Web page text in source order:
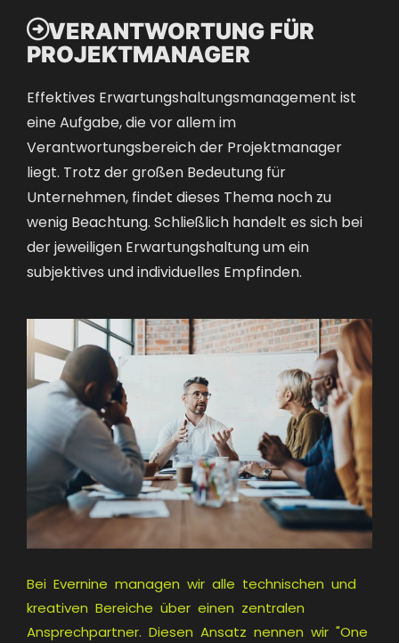
VERANTWORTUNG FÜR
PROJEKTMANAGER
Effektives Erwartungshaltungsmanagement ist
eine Aufgabe, die vor allem im
Verantwortungsbereich der Projektmanager
liegt. Trotz der großen Bedeutung für
Unternehmen, findet dieses Thema noch zu
wenig Beachtung. Schließlich handelt es sich bei
der jeweiligen Erwartungshaltung um ein
subjektives und individuelles Empfinden.
Bei Evernine managen wir alle technischen und
kreativen Bereiche über einen zentralen
Ansprechpartner. Diesen Ansatz nennen wir "One